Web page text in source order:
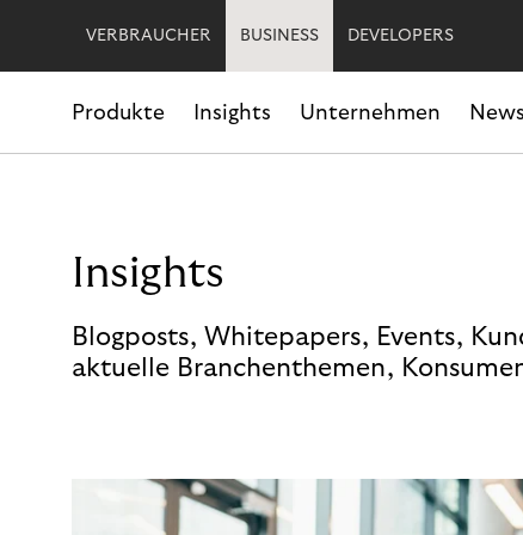
VERBRAUCHER BUSINESS DEVELOPERS
Produkte Insights Unternehmen
Insights
Blogposts, Whitepapers, Events,
aktuelle Branchenthemen,